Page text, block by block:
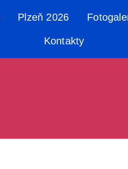
Plzeň 2026
Kontakty